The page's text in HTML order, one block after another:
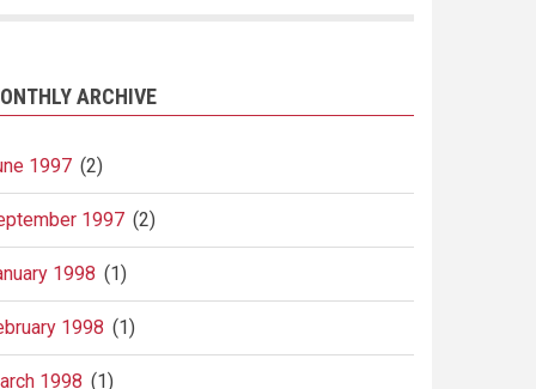
ARCHIVE
1997 (2)
1997 (2)
1998 (1)
1998 (1)
1998 (1)